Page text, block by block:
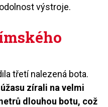
výstroje.
třetí nalezená bota.
zírali na velmi
dlouhou botu, což